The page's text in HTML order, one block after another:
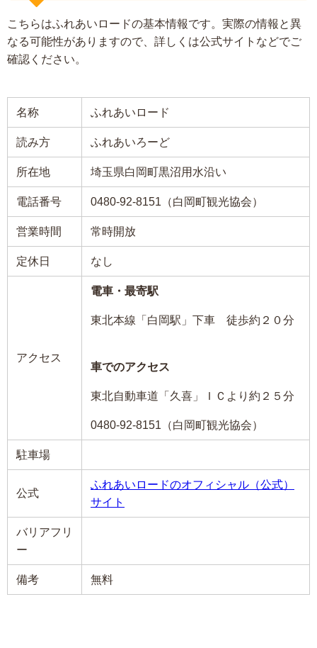
こちらはふれあいロードの基本情報です。実際の情報と異
なる可能性がありますので、詳しくは公式サイトなどでご
確認ください。
名称 ふれあいロード
読み方 ふれあいろーど
所在地 埼玉県白岡町黒沼用水沿い
電話番号 0480-92-8151（白岡町観光協会）
営業時間 常時開放
定休日 なし
アクセス
電車・最寄駅
東北本線「白岡駅」下車 徒歩約２０分
車でのアクセス
東北自動車道「久喜」ＩＣより約２５分
0480-92-8151（白岡町観光協会）
駐車場
公式
ふれあいロードのオフィシャル（公式）
サイト
バリアフリ
ー
備考 無料